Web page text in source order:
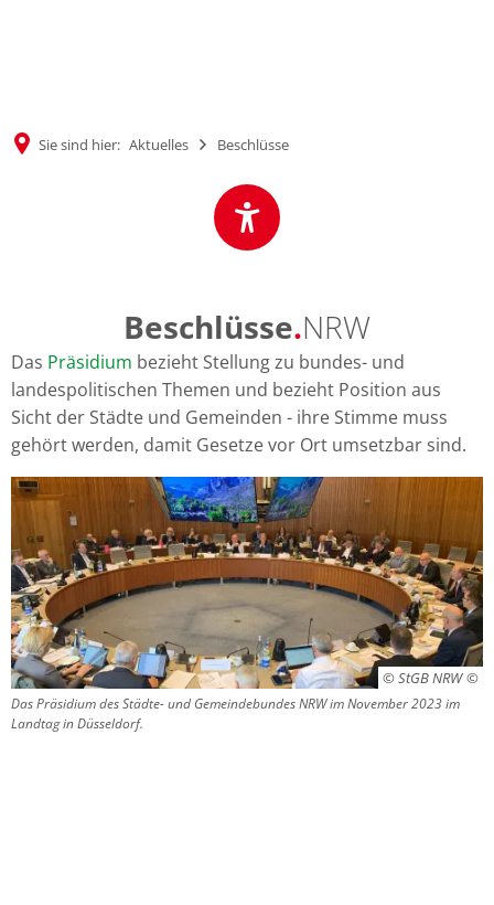
Sie sind hier: Aktuelles Beschlüsse
Beschlüsse.NRW
Das Präsidium bezieht Stellung zu bundes- und
landespolitischen Themen und bezieht Position aus
Sicht der Städte und Gemeinden - ihre Stimme muss
gehört werden, damit Gesetze vor Ort umsetzbar sind.
© StGB NRW
Das Präsidium des Städte- und Gemeindebundes NRW im November 2023 im
Landtag in Düsseldorf.